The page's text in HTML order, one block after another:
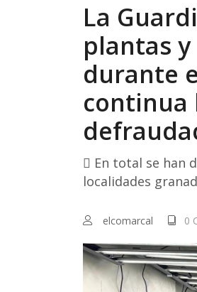
La
plantas
durante
continua
 En total se han
localidades
elcomarcal 0